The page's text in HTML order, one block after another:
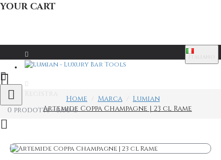
YOUR CART
Login
Registra
0 prodotti - 0,00 €
Home Marca
Lumian
Artemide Coppa Champagne | 23 cl Rame